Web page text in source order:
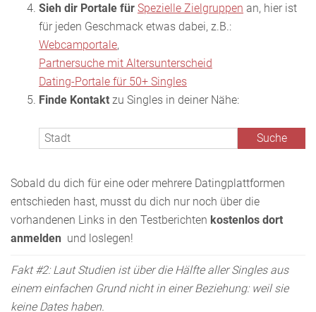
Sieh dir Portale für Spezielle Zielgruppen an, hier ist
für jeden Geschmack etwas dabei, z.B.:
Webcamportale,
Partnersuche mit Altersunterscheid
Dating-Portale für 50+ Singles
Finde Kontakt zu Singles in deiner Nähe:
Sobald du dich für eine oder mehrere Datingplattformen
entschieden hast, musst du dich nur noch über die
vorhandenen Links in den Testberichten kostenlos dort
anmelden und loslegen!
Fakt #2: Laut Studien ist über die Hälfte aller Singles aus
einem einfachen Grund nicht in einer Beziehung: weil sie
keine Dates haben.